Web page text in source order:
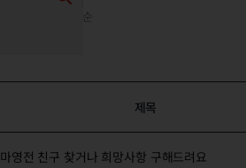
제목
마영전 친구 찾거나 희망사항 구해드려요